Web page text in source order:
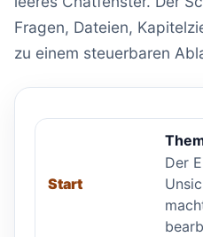
Fragen, Dateien,
zu einem steuerbaren
Start
Der